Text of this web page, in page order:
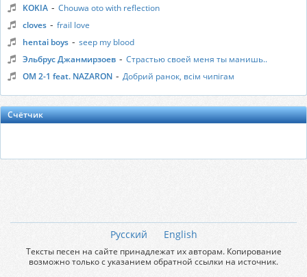
KOKIA - Chouwa oto with reflection
cloves - frail love
hentai boys - seep my blood
Эльбрус Джанмирзоев - Страстью своей меня ты манишь..
ОМ 2-1 feat. NAZARON - Добрий ранок, всім чипігам
Счётчик
Русский English
Тексты песен на сайте принадлежат их авторам. Копирование
возможно только с указанием обратной ссылки на источник.